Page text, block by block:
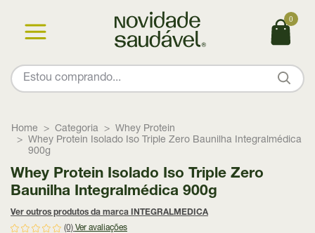
0
Home Categoria
Whey Protein
Whey Protein Isolado Iso Triple Zero Baunilha Integralmédica
900g
Whey Protein Isolado Iso Triple Zero
Baunilha Integralmédica 900g
Ver outros produtos da marca INTEGRALMEDICA
(0) Ver avaliações